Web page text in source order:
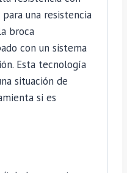
una resistencia
broca
con un sistema
Esta tecnología
situación de
si es